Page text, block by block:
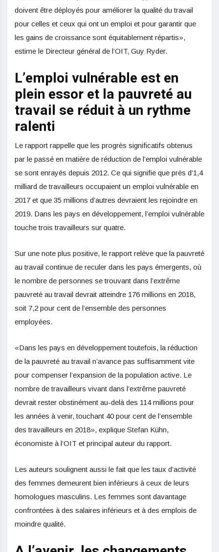
doivent être déployés pour améliorer la qualité du travail
pour celles et ceux qui ont un emploi et pour garantir que
les gains de croissance sont équitablement répartis»,
estime le Directeur général de l’OIT, Guy Ryder.
L’emploi vulnérable est en
plein essor et la pauvreté au
travail se réduit à un rythme
ralenti
Le rapport rappelle que les progrès significatifs obtenus
par le passé en matière de réduction de l’emploi vulnérable
se sont enrayés depuis 2012. Ce qui signifie que près d’1,4
milliard de travailleurs occupaient un emploi vulnérable en
2017 et que 35 millions d’autres devraient les rejoindre en
2019. Dans les pays en développement, l’emploi vulnérable
touche trois travailleurs sur quatre.
Sur une note plus positive, le rapport relève que la pauvreté
au travail continue de reculer dans les pays émergents, où
le nombre de personnes se trouvant dans l’extrême
pauvreté au travail devrait atteindre 176 millions en 2018,
soit 7,2 pour cent de l’ensemble des personnes
employées.
«Dans les pays en développement toutefois, la réduction
de la pauvreté au travail n’avance pas suffisamment vite
pour compenser l’expansion de la population active. Le
nombre de travailleurs vivant dans l’extrême pauvreté
devrait rester obstinément au-delà des 114 millions pour
les années à venir, touchant 40 pour cent de l’ensemble
des travailleurs en 2018», explique Stefan Kühn,
économiste à l’OIT et principal auteur du rapport.
Les auteurs soulignent aussi le fait que les taux d’activité
des femmes demeurent bien inférieurs à ceux de leurs
homologues masculins. Les femmes sont davantage
confrontées à des salaires inférieurs et à des emplois de
moindre qualité.